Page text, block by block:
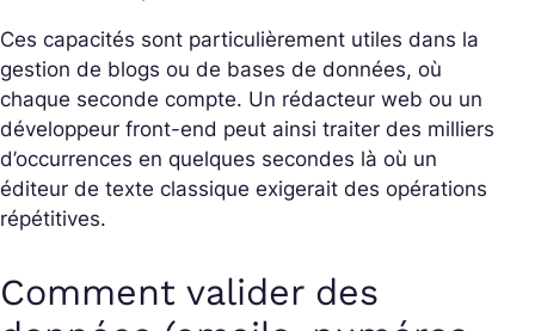
Ces capacités sont particulièrement utiles dans la
gestion de blogs ou de bases de données, où
chaque seconde compte. Un rédacteur web ou un
développeur front-end peut ainsi traiter des milliers
d’occurrences en quelques secondes là où un
éditeur de texte classique exigerait des opérations
répétitives.
Comment valider des